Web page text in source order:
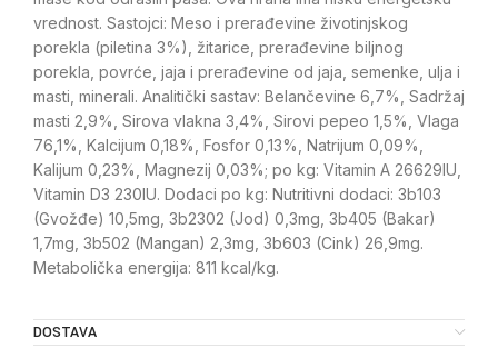
vrednost. Sastojci: Meso i prerađevine životinjskog
porekla (piletina 3%), žitarice, prerađevine biljnog
porekla, povrće, jaja i prerađevine od jaja, semenke, ulja i
masti, minerali. Analitički sastav: Belančevine 6,7%, Sadržaj
masti 2,9%, Sirova vlakna 3,4%, Sirovi pepeo 1,5%, Vlaga
76,1%, Kalcijum 0,18%, Fosfor 0,13%, Natrijum 0,09%,
Kalijum 0,23%, Magnezij 0,03%; po kg: Vitamin A 26629IU,
Vitamin D3 230IU. Dodaci po kg: Nutritivni dodaci: 3b103
(Gvožđe) 10,5mg, 3b2302 (Jod) 0,3mg, 3b405 (Bakar)
1,7mg, 3b502 (Mangan) 2,3mg, 3b603 (Cink) 26,9mg.
Metabolička energija: 811 kcal/kg.
DOSTAVA